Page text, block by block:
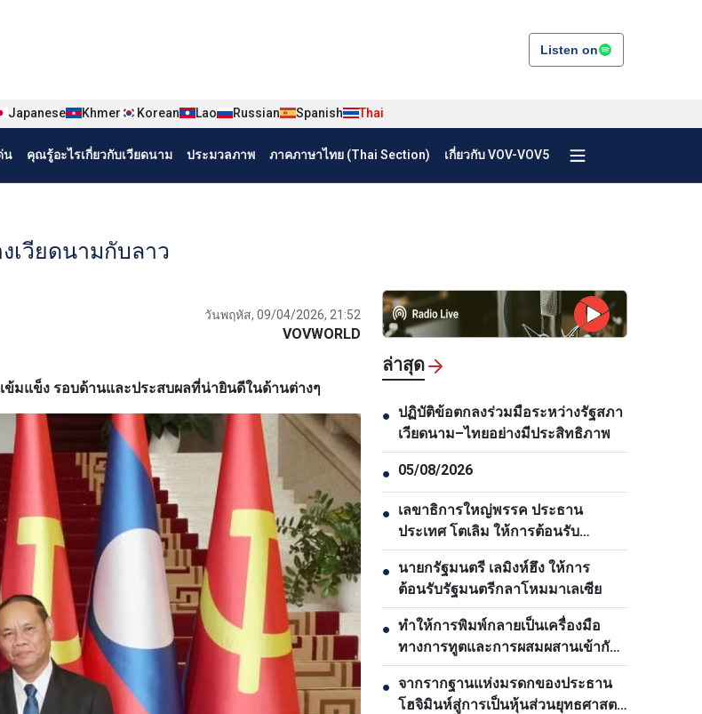
Thái Listen on
Japanese Khmer Korean Lao Russian Spanish Thai
น คุณรู้อะไรเกี่ยวกับเวียดนาม ประมวลภาพ ภาคภาษาไทย (Thai Section) เกี่ยวกับ VOV-VOV5
เวียดนามกับลาว
วันพฤหัส, 09/04/2026, 21:52
VOVWORLD
ข้มแข็ง รอบด้านและประสบผลที่น่ายินดีในด้านต่างๆ
ล่าสุด
● ปฏิบัติข้อตกลงร่วมมือระหว่างรัฐสภา
เวียดนาม–ไทยอย่างมีประสิทธิภาพ
● 05/08/2026
● เลขาธิการใหญ่พรรค ประธาน
ประเทศ โตเลิม ให้การต้อนรับ
เอกอัครราชทูตมาเลเซีย
● นายกรัฐมนตรี เลมิงห์ฮึง ให้การ
ต้อนรับรัฐมนตรีกลาโหมมาเลเซีย
● ทำให้การพิมพ์กลายเป็นเครื่องมือ
ทางการทูตและการผสมผสานเข้ากับ
กระแสโลก
● จากรากฐานแห่งมรดกของประธาน
โฮจิมินห์สู่การเป็นหุ้นส่วนยุทธศาสตร์